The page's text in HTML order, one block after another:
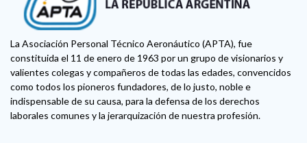
La Asociación Personal Técnico Aeronáutico (APTA), fue
constituida el 11 de enero de 1963 por un grupo de visionarios y
valientes colegas y compañeros de todas las edades, convencidos
como todos los pioneros fundadores, de lo justo, noble e
indispensable de su causa, para la defensa de los derechos
laborales comunes y la jerarquización de nuestra profesión.